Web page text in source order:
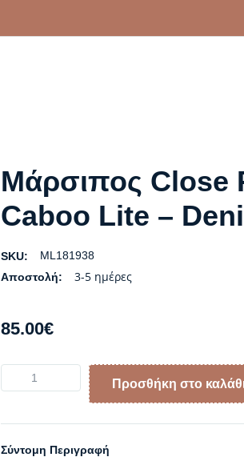
Μάρσιπος Close
Caboo Lite –
SKU:
ML181938
Αποστολή:
3-5 ημέρες
85.00€
Προσθήκη στο
Σύντομη Περιγραφή